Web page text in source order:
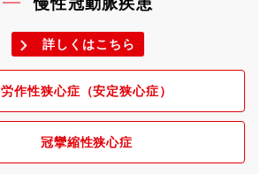
慢性冠動脈疾患
詳しくはこちら
労作性狭心症（安定狭心症）
冠攣縮性狭心症